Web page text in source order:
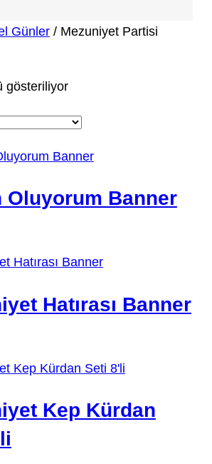
Günler/ Mezuniyet Partisi
gösteriliyor
Oluyorum Banner
Hatırası Banner
Kep Kürdan